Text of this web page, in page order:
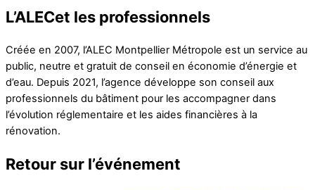
L’ALECet les professionnels
Créée en 2007, l’ALEC Montpellier Métropole est un service au
public, neutre et gratuit de conseil en économie d’énergie et
d’eau. Depuis 2021, l’agence développe son conseil aux
professionnels du bâtiment pour les accompagner dans
l’évolution réglementaire et les aides financières à la
rénovation.
Retour sur l’événement